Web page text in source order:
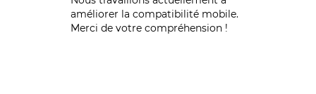
améliorer la compatibilité mobile.
Merci de votre compréhension !